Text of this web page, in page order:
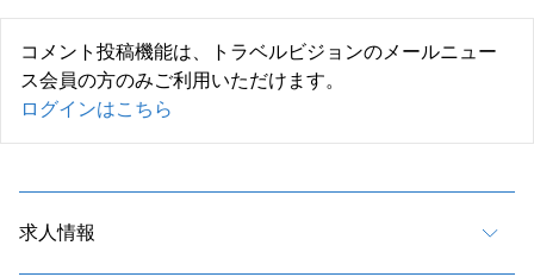
コメント投稿機能は、トラベルビジョンのメールニュー
ス会員の方のみご利用いただけます。
ログインはこちら
求人情報